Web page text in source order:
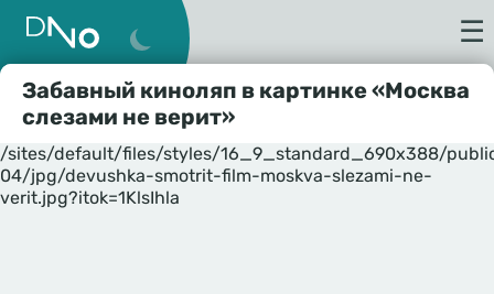
☰
Забавный киноляп в картинке «Москва
слезами не верит»
/sites/default/files/styles/16_9_standard_690x388/
04/jpg/devushka-smotrit-film-moskva-slezami-ne-
verit.jpg?itok=1KlsIhla